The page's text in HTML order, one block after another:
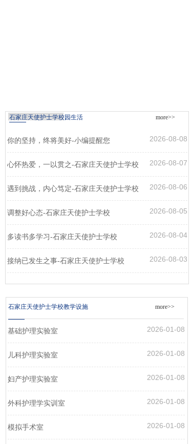
你的坚持，终将美好-小编提醒您 2026-08-08
心怀热爱，一以贯之-石家庄天使护士学校 2026-08-07
遇到挑战，内心笃定-石家庄天使护士学校 2026-08-06
调整好心态-石家庄天使护士学校 2026-08-05
多读书多学习-石家庄天使护士学校 2026-08-04
接纳已发生之事-石家庄天使护士学校 2026-08-03
石家庄天使护士学校园生活
石家庄天使护士学校教学设施
基础护理实验室 2026-01-08
儿科护理实验室 2026-01-08
妇产护理实验室 2026-01-08
外科护理学实训室 2026-01-08
模拟手术室 2026-01-08
more>>
more>>